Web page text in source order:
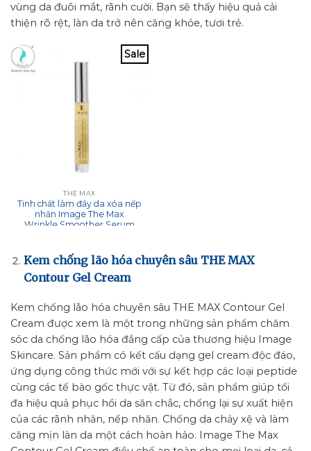
vùng da đuôi mắt, rãnh cười. Bạn sẽ thấy hiệu quả cải
thiện rõ rệt, làn da trở nên căng khỏe, tươi trẻ.
Sale
THE MAX
Tinh chất làm đầy da xóa nếp
nhăn Image The Max
Wrinkle Smoother Serum
Kem chống lão hóa chuyên sâu THE MAX
Contour Gel Cream
Kem chống lão hóa chuyên sâu THE MAX Contour Gel
Cream được xem là một trong những sản phẩm chăm
sóc da chống lão hóa đẳng cấp của thương hiệu Image
Skincare. Sản phẩm có kết cấu dạng gel cream độc đáo,
ứng dụng công thức mới với sự kết hợp các loại peptide
cùng các tế bào gốc thực vật. Từ đó, sản phẩm giúp tối
đa hiệu quả phục hồi da săn chắc, chống lại sự xuất hiện
của các rãnh nhăn, nếp nhăn. Chống da chảy xệ và làm
căng mịn làn da một cách hoàn hảo. Image The Max